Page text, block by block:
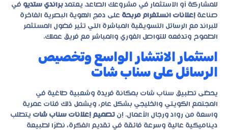
للمشاركة أو الاستثمار في مشروعك الصاعد. يعتمد براندي ستديو في
صناعة إعلانات انستغرام مربحة على دمج الهوية البصرية الفاخرة
للبراند مع الرسائل التسويقية المباشرة التي تثير فضول المستثمر
الطموح وتدفعه للتواصل الفوري والمباشر مع فريق عملك.
استثمار الانتشار الواسع وتخصيص
الرسائل على سناب شات
يحظى تطبيق سناب شات بمكانة فريدة وشعبية طاغية في
المجتمع الكويتي والخليجي بشكل عام، ويشمل ذلك فئات عمرية
واسعة من رواد ورجال الأعمال. إن تصميم إعلانات سناب شات يتطلب
ديناميكية عالية وسرعة فائقة في تقديم الفكرة، نظرًا لطبيعة